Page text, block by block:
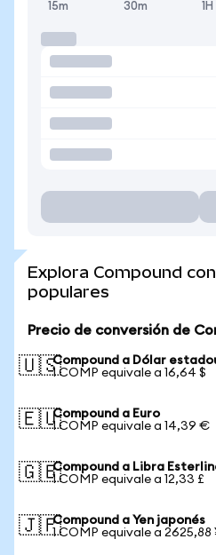
15m 30m 1H
Explora Compound
populares
Precio de conversión de
🇺🇸Compound a Dólar
1 COMP equivale a 16,64 $
🇪🇺Compound a Euro
1 COMP equivale a 14,39 €
🇬🇧Compound a Libra
1 COMP equivale a 12,33 £
🇯🇵Compound a Yen japonés
1 COMP equivale a 2625,88